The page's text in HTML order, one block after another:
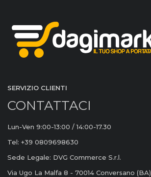
SERVIZIO CLIENTI
CONTATTACI
Lun-Ven 9:00-13:00 / 14:00-17.30
Tel: +39 0809698630
Sede Legale: DVG Commerce S.r.l.
Via Ugo La Malfa 8 - 70014 Conversano (BA)